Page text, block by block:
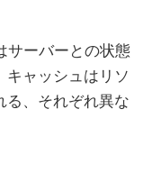
サーバーとの状態
ャッシュはリソ
る、それぞれ異な